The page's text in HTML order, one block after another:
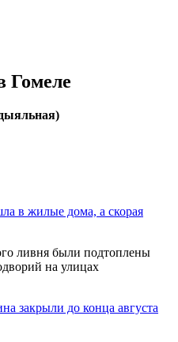
Гомеле
в жилые дома, а скорая
ливня были подтоплены
на улицах
закрыли до конца августа